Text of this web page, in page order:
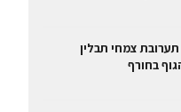
צמחי תבלין
בחורף